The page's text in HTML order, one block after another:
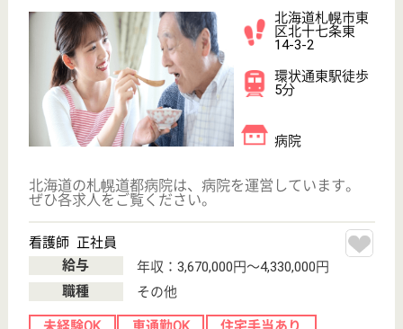
公式LINE＠
お役立ち情報
転職ノウハウ
初めての介護転職
介護転職お悩み相談室
介護業界給与データ
転職事例